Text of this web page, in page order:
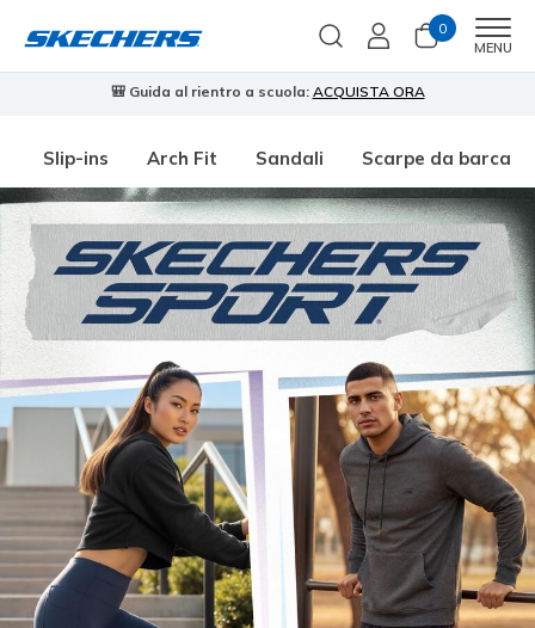
0
MENU
🎒 Guida al rientro a scuola: ACQUISTA ORA
Slip-ins Arch Fit Sandali Scarpe da barca